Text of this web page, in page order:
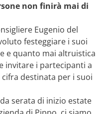
non finirà mai di
Eugenio del
festeggiare i suoi
e quanto mai altruistica
e invitare i partecipanti a
cifra destinata per i suoi
serata di inizio estate